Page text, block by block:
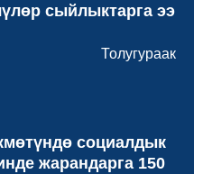
сыйлыктарга ээ
Толугураак
социалдык
жарандарга 150